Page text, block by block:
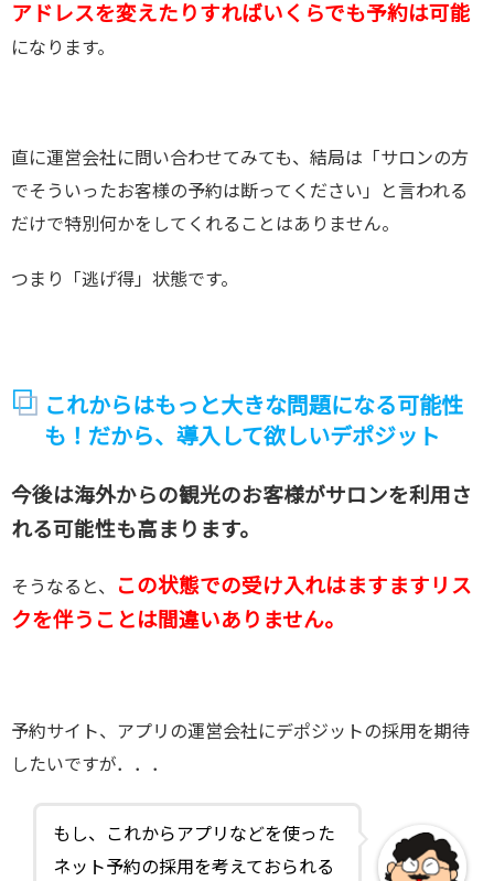
アドレスを変えたりすればいくらでも予約は可能
になります。
直に運営会社に問い合わせてみても、結局は「サロンの方
でそういったお客様の予約は断ってください」と言われる
だけで特別何かをしてくれることはありません。
つまり「逃げ得」状態です。
これからはもっと大きな問題になる可能性
も！だから、導入して欲しいデポジット
今後は海外からの観光のお客様がサロンを利用さ
れる可能性も高まります。
そうなると、
この状態での受け入れはますますリス
クを伴うことは間違いありません。
予約サイト、アプリの運営会社にデポジットの採用を期待
したいですが．．．
もし、これからアプリなどを使った
ネット予約の採用を考えておられる